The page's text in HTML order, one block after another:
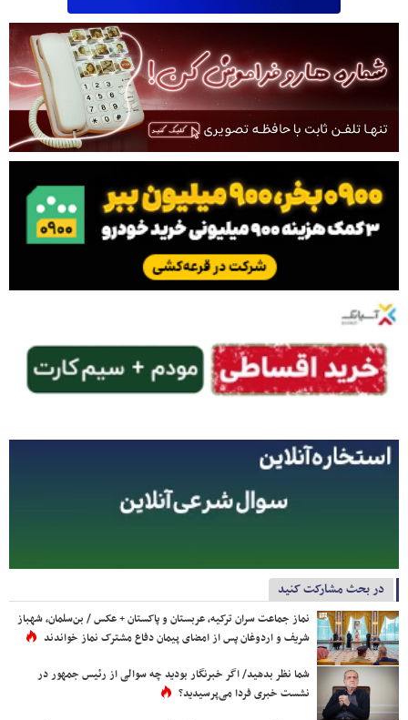
در بحث مشارکت کنید
نماز جماعت سران ترکیه، عربستان و پاکستان + عکس / بن‌سلمان، شهباز
شریف و اردوغان پس از امضای پیمان دفاع مشترک نماز خواندند
شما نظر بدهید/ اگر خبرنگار بودید چه سوالی از رئیس جمهور در
نشست خبری فردا می‌پرسیدید؟